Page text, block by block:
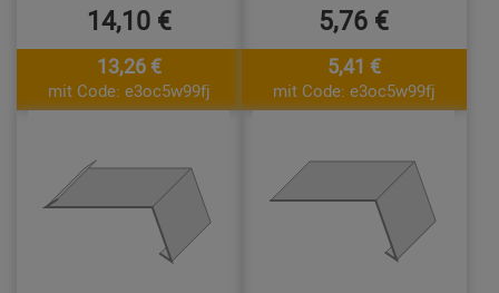
14,10 €
13,26 €
mit Code: e3oc5w99fj
5,76 €
5,41 €
mit Code: e3oc5w99fj